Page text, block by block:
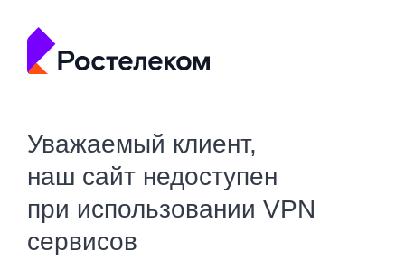
Уважаемый клиент,
наш сайт недоступен
при использовании VPN
сервисов